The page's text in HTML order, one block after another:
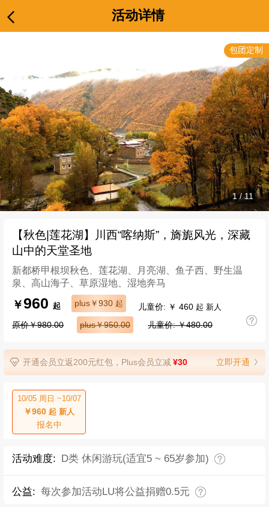
活动详情
1/11
【秋色|莲花湖】川西“喀纳斯”，旖旎风光，深藏
山中的天堂圣地
新都桥甲根坝秋色、莲花湖、月亮湖、鱼子西、野生温
泉、高山海子、草原湿地、湿地奔马
￥960起 plus￥930 起 儿童价: ￥ 460 起 新人
原价￥980.00 plus￥950.00 儿童价: ￥480.00
开通会员立返200元红包，Plus会员立减¥30 立即开通
10/05 周日 ~10/07
￥960起 新人
报名中
包团定制
活动难度: D类 休闲游玩(适宜5 ~ 65岁参加)
公益: 每次参加活动LU将公益捐赠0.5元